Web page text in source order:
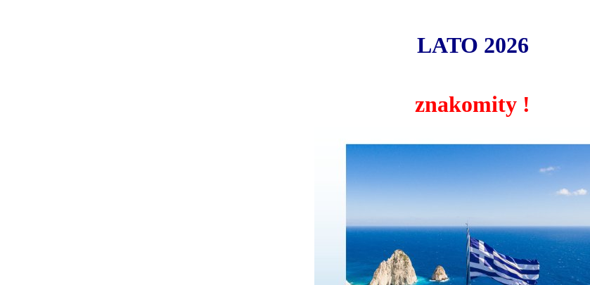
LATO 2026
znakomity !